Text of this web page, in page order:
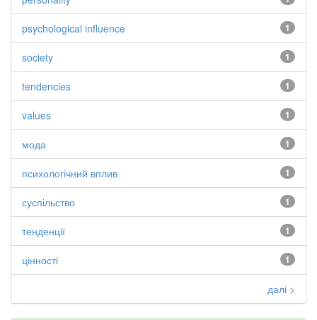
1
psychological influence
1
society
1
tendencies
1
values
1
мода
1
психологічний вплив
1
суспільство
1
тенденції
1
цінності
далі >